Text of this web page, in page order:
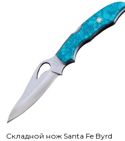
Складной нож Santa Fe Byrd